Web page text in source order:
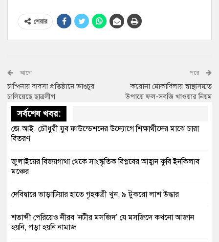
শেয়ার
আগে
চান্দিনায় ব্যবসা প্রতিষ্ঠানে ভাঙচুর
চালিয়েছে ছাত্রলীগ
পরে
করোনা মোকাবিলায় স্বাস্থ্যসম্মত
উপায়ে ফল-সবজি খাওয়ার নিয়ম
সর্বশেষ খবর:
জে.আই. চৌধুরী যুব ফাউন্ডেশনের উদ্যোগে শিক্ষার্থীদের মাঝে চারা
বিতরণ
জুলাইয়ের বিজয়গাথা থেকে সাংস্কৃতিক বিপ্লবের আহ্বান কুবি ইনকিলাব
মঞ্চের
দেবিদ্বারে ভাড়াটিয়ার হাতে গৃহকত্রী খুন, ৯ টুকরো লাশ উদ্ধার
শতাব্দী পেরিয়েও নীরব ‘নটীর মসজিদ’ যে মসজিদে কখনো আজান
হয়নি, পড়া হয়নি নামাজ